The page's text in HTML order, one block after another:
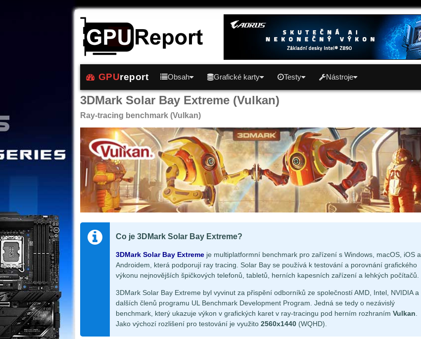
GPUreport Obsah Grafické karty Testy Nástroje
3DMark Solar Bay Extreme (Vulkan)
Ray-tracing benchmark (Vulkan)
Co je 3DMark Solar Bay Extreme?
3DMark Solar Bay Extreme je multiplatformní benchmark pro zařízení s Windows, macOS, iOS a
Androidem, která podporují ray tracing. Solar Bay se používá k testování a porovnání grafického
výkonu nejnovějších špičkových telefonů, tabletů, herních kapesních zařízení a lehkých počítačů.
3DMark Solar Bay Extreme byl vyvinut za přispění odborníků ze společností AMD, Intel, NVIDIA a
dalších členů programu UL Benchmark Development Program. Jedná se tedy o nezávislý
benchmark, který ukazuje výkon v grafických karet v ray-tracingu pod herním rozhraním Vulkan
Jako výchozí rozlišení pro testování je využito 2560x1440 (WQHD).